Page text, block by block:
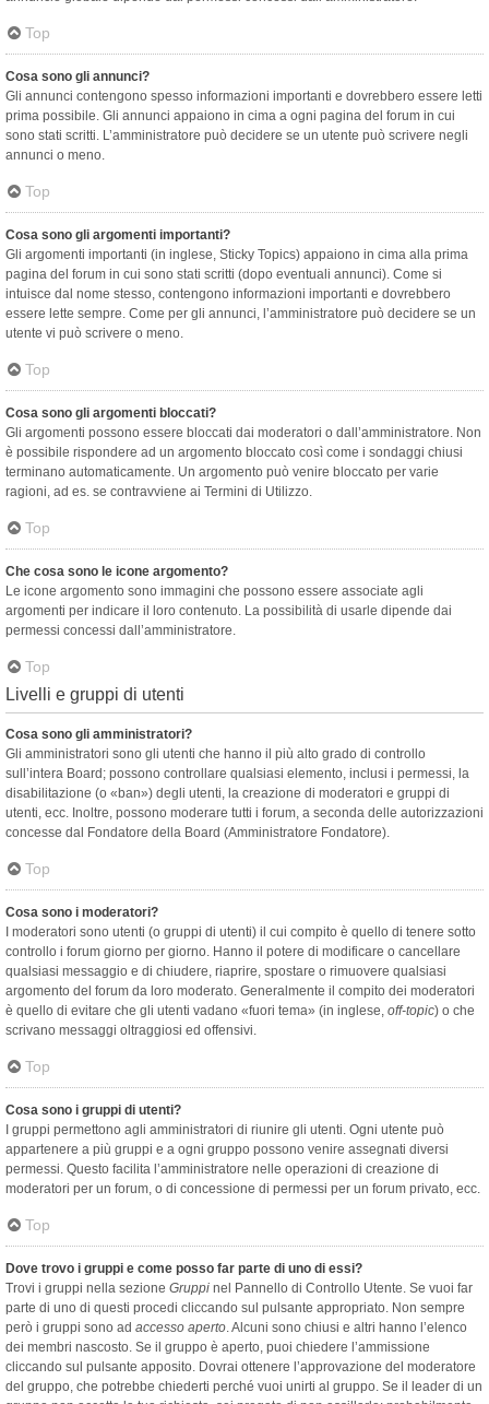
Top
Cosa sono gli annunci?
Gli annunci contengono spesso informazioni importanti e dovrebbero essere letti
prima possibile. Gli annunci appaiono in cima a ogni pagina del forum in cui
sono stati scritti. L’amministratore può decidere se un utente può scrivere negli
annunci o meno.
Top
Cosa sono gli argomenti importanti?
Gli argomenti importanti (in inglese, Sticky Topics) appaiono in cima alla prima
pagina del forum in cui sono stati scritti (dopo eventuali annunci). Come si
intuisce dal nome stesso, contengono informazioni importanti e dovrebbero
essere lette sempre. Come per gli annunci, l’amministratore può decidere se un
utente vi può scrivere o meno.
Top
Cosa sono gli argomenti bloccati?
Gli argomenti possono essere bloccati dai moderatori o dall’amministratore. Non
è possibile rispondere ad un argomento bloccato così come i sondaggi chiusi
terminano automaticamente. Un argomento può venire bloccato per varie
ragioni, ad es. se contravviene ai Termini di Utilizzo.
Top
Che cosa sono le icone argomento?
Le icone argomento sono immagini che possono essere associate agli
argomenti per indicare il loro contenuto. La possibilità di usarle dipende dai
permessi concessi dall’amministratore.
Top
Livelli e gruppi di utenti
Cosa sono gli amministratori?
Gli amministratori sono gli utenti che hanno il più alto grado di controllo
sull’intera Board; possono controllare qualsiasi elemento, inclusi i permessi, la
disabilitazione (o «ban») degli utenti, la creazione di moderatori e gruppi di
utenti, ecc. Inoltre, possono moderare tutti i forum, a seconda delle autorizzazioni
concesse dal Fondatore della Board (Amministratore Fondatore).
Top
Cosa sono i moderatori?
I moderatori sono utenti (o gruppi di utenti) il cui compito è quello di tenere sotto
controllo i forum giorno per giorno. Hanno il potere di modificare o cancellare
qualsiasi messaggio e di chiudere, riaprire, spostare o rimuovere qualsiasi
argomento del forum da loro moderato. Generalmente il compito dei moderatori
è quello di evitare che gli utenti vadano «fuori tema» (in inglese, off-topic) o che
scrivano messaggi oltraggiosi ed offensivi.
Top
Cosa sono i gruppi di utenti?
I gruppi permettono agli amministratori di riunire gli utenti. Ogni utente può
appartenere a più gruppi e a ogni gruppo possono venire assegnati diversi
permessi. Questo facilita l’amministratore nelle operazioni di creazione di
moderatori per un forum, o di concessione di permessi per un forum privato, ecc.
Top
Dove trovo i gruppi e come posso far parte di uno di essi?
Trovi i gruppi nella sezione Gruppi nel Pannello di Controllo Utente. Se vuoi far
parte di uno di questi procedi cliccando sul pulsante appropriato. Non sempre
però i gruppi sono ad accesso aperto. Alcuni sono chiusi e altri hanno l’elenco
dei membri nascosto. Se il gruppo è aperto, puoi chiedere l’ammissione
cliccando sul pulsante apposito. Dovrai ottenere l’approvazione del moderatore
del gruppo, che potrebbe chiederti perché vuoi unirti al gruppo. Se il leader di un